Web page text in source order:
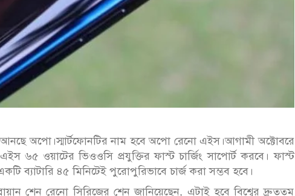
অপো।স্মার্টফোনটির নাম হবে অপো রেনো এইস।আগামী অক্টোবরে
৬৫ ওয়াটের ভিওওসি প্রযুক্তির ফাস্ট চার্জিং সাপোর্ট করবে। ফাস্ট
ব্যাটারি ৪৫ মিনিটেই পুরোপুরিভাবে চার্জ করা সম্ভব হবে।
শেন রেনো সিরিজের শেন জানিয়েছেন, এটাই হবে বিশ্বের দ্রুততম